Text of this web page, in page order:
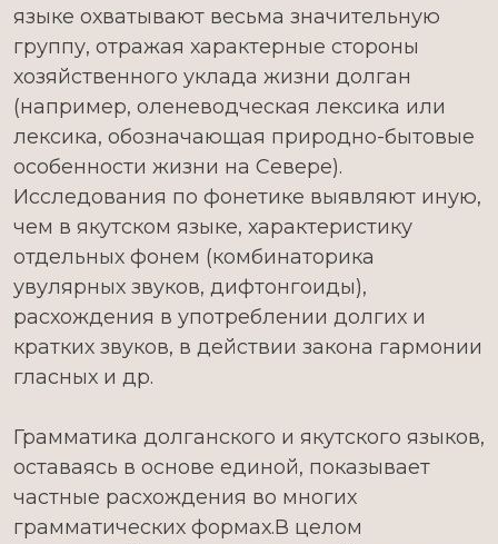
языке охватывают весьма значительную
группу, отражая характерные стороны
хозяйственного уклада жизни долган
(например, оленеводческая лексика или
лексика, обозначающая природно-бытовые
особенности жизни на Севере).
Исследования по фонетике выявляют иную,
чем в якутском языке, характеристику
отдельных фонем (комбинаторика
увулярных звуков, дифтонгоиды),
расхождения в употреблении долгих и
кратких звуков, в действии закона гармонии
гласных и др.
Грамматика долганского и якутского языков,
оставаясь в основе единой, показывает
частные расхождения во многих
грамматических формах.В целом